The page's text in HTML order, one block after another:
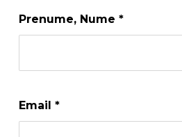
Prenume, Nume *
Email *